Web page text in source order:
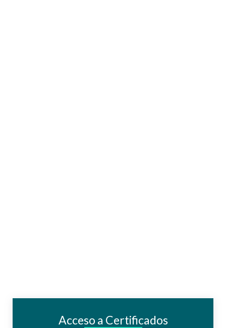
Acceso a Certificados